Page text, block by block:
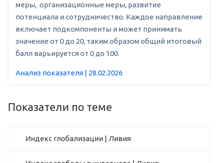
меры, организационные меры, развитие
потенциала и сотрудничество. Каждое направление
включает подкомпоненты и может принимать
значение от 0 до 20, таким образом общий итоговый
балл варьируется от 0 до 100.
Анализ показателя | 28.02.2026
Показатели по теме
Индекс глобализации | Ливия